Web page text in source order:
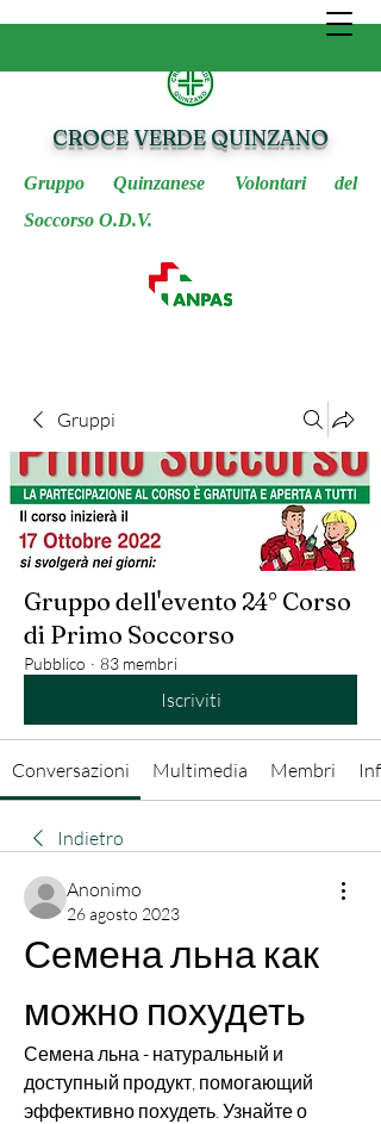
CROCE VERDE QUINZANO
Gruppo Quinzanese Volontari del
Soccorso O.D.V.
Gruppi
Gruppo dell'evento 24° Corso
di Primo Soccorso
Pubblico · 83 membri
Iscriviti
Conversazioni Multimedia Membri Info
Indietro
Anonimo
26 agosto 2023
Семена льна как
можно похудеть
Семена льна - натуральный и
доступный продукт, помогающий
эффективно похудеть. Узнайте о